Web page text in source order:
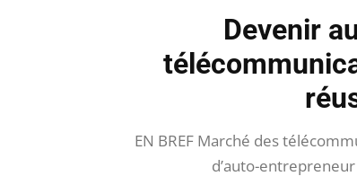
Devenir
EN BREF Marché des
d’auto-